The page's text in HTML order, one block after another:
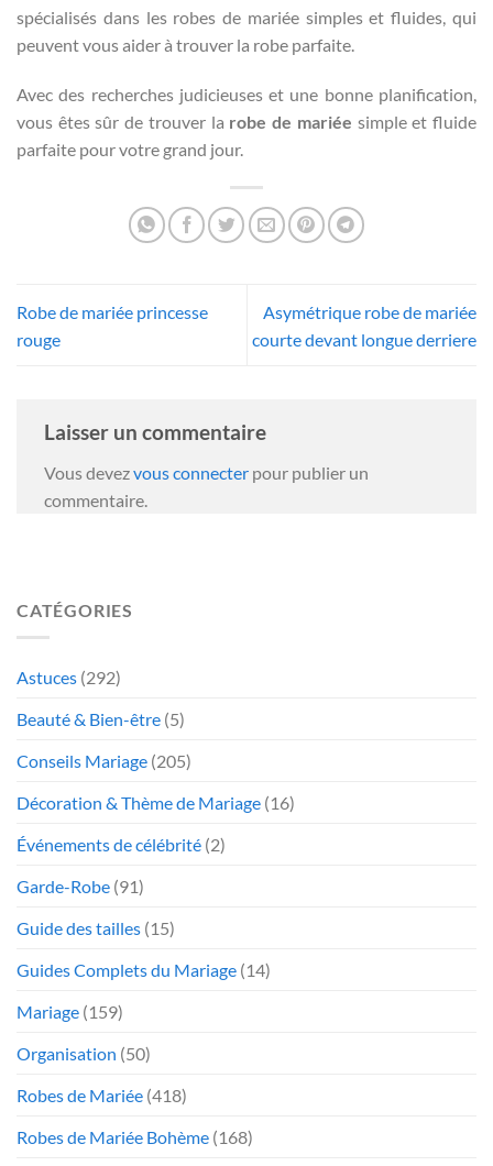
spécialisés dans les robes de mariée simples et fluides, qui
peuvent vous aider à trouver la robe parfaite.
Avec des recherches judicieuses et une bonne planification,
vous êtes sûr de trouver la robe de mariée simple et fluide
parfaite pour votre grand jour.
Robe de mariée princesse
rouge
Asymétrique robe de mariée
courte devant longue derriere
Laisser un commentaire
Vous devezvous connecter pour publier un
commentaire.
CATÉGORIES
Astuces (292)
Beauté & Bien-être (5)
Conseils Mariage (205)
Décoration & Thème de Mariage (16)
Événements de célébrité (2)
Garde-Robe (91)
Guide des tailles (15)
Guides Complets du Mariage (14)
Mariage (159)
Organisation (50)
Robes de Mariée (418)
Robes de Mariée Bohème (168)